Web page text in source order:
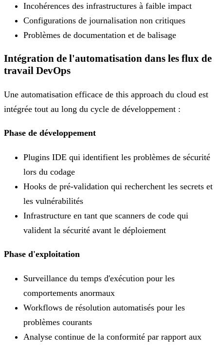
Incohérences des infrastructures à faible impact
Configurations de journalisation non critiques
Problèmes de documentation et de balisage
Intégration de l'automatisation dans les flux de
travail DevOps
Une automatisation efficace de this approach du cloud est
intégrée tout au long du cycle de développement :
Phase de développement
Plugins IDE qui identifient les problèmes de sécurité
lors du codage
Hooks de pré-validation qui recherchent les secrets et
les vulnérabilités
Infrastructure en tant que scanners de code qui
valident la sécurité avant le déploiement
Phase d'exploitation
Surveillance du temps d'exécution pour les
comportements anormaux
Workflows de résolution automatisés pour les
problèmes courants
Analyse continue de la conformité par rapport aux